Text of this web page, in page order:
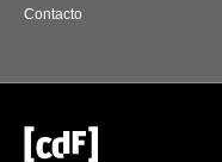
Contacto